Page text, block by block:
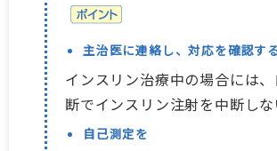
主治医に連絡し、対応を確認す
インスリン治療中の場合には
断でインスリン注射を中断しな
自己測定を